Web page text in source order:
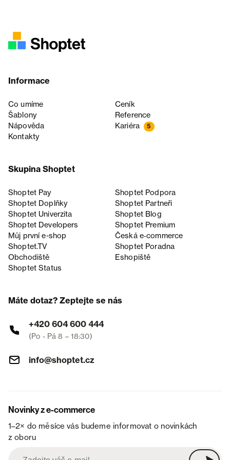
Informace
Co umíme
Ceník
Šablony
Reference
Nápověda
Kariéra 5
Kontakty
Skupina Shoptet
Shoptet Pay
Shoptet Podpora
Shoptet Doplňky
Shoptet Partneři
Shoptet Univerzita
Shoptet Blog
Shoptet Developers
Shoptet Premium
Můj první e-shop
Česká e‑commerce
Shoptet.TV
Shoptet Poradna
Obchodiště
Eshopiště
Shoptet Status
Máte dotaz? Zeptejte se nás
+420 604 600 444
(Po - Pá 8 – 18:30)
info@shoptet.cz
Novinky z e-commerce
1–2× do měsíce vás budeme informovat o novinkách
z oboru